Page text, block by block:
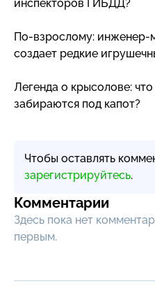
инспекторов ГИБДД?
По-взрослому: инженер-
создает редкие
Легенда о крысолове:
забираются под капот?
Чтобы оставлять
зарегистрируйтесь.
Комментарии
Здесь пока нет
первым.